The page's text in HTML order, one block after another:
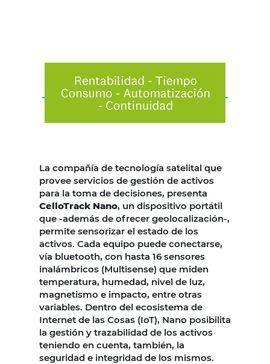
La compañía de tecnología satelital que
provee servicios de gestión de activos
para la toma de decisiones, presenta
CelloTrack Nano, un dispositivo portátil
que -además de ofrecer geolocalización-,
permite sensorizar el estado de los
activos. Cada equipo puede conectarse,
vía bluetooth, con hasta 16 sensores
inalámbricos (Multisense) que miden
temperatura, humedad, nivel de luz,
magnetismo e impacto, entre otras
variables. Dentro del ecosistema de
Internet de las Cosas (IoT), Nano posibilita
la gestión y trazabilidad de los activos
teniendo en cuenta, también, la
seguridad e integridad de los mismos.